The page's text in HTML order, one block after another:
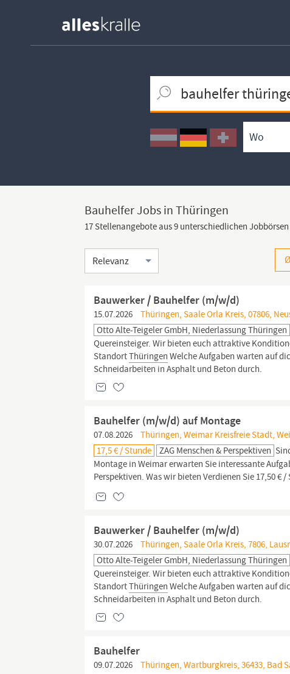
Ortssuche
Umkreissuche
Arbeitsform
Bauhelfer Jobs in Thüringen
17 Stellenangebote aus 9 unterschiedlichen
Sortierung
Bauwerker / Bauhelfer (m/w/d)
15.07.2026
Thüringen, Saale Orla Kreis, 07806,
Otto Alte-Teigeler GmbH, Niederlassung Thüringen
Quereinsteiger. Wir bieten euch attraktive
StandortThüringen Welche Aufgaben warten auf
Schneidarbeiten in Asphalt und Beton durch.
Bauhelfer (m/w/d) auf Montage
07.08.2026
Thüringen, Weimar Kreisfreie Stadt,
17,5 € / Stunde
ZAG Menschen & Perspektiven
Montage in Weimar erwarten Sie interessante
Perspektiven. Was wir bieten Verdienen Sie 17,50
Bauwerker / Bauhelfer (m/w/d)
30.07.2026
Thüringen, Saale Orla Kreis, 7806,
Otto Alte-Teigeler GmbH, Niederlassung Thüringen
Quereinsteiger. Wir bieten euch attraktive
StandortThüringen Welche Aufgaben warten auf
Schneidarbeiten in Asphalt und Beton durch.
Bauhelfer
09.07.2026
Thüringen, Wartburgkreis, 36433, Bad